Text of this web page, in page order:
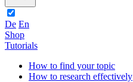
De En
Shop
Tutorials
How to find your topic
How to research effectively